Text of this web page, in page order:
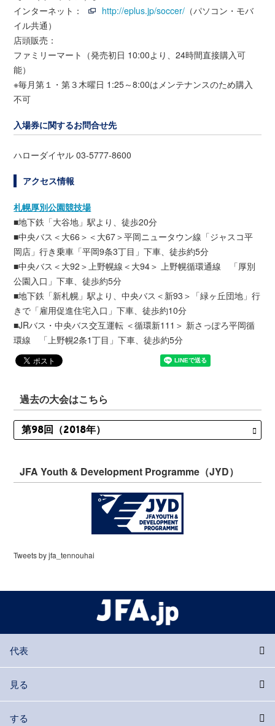
インターネット：
http://eplus.jp/soccer/ （パソコン・モバ
イル共通）
店頭販売：
ファミリーマート（発売初日 10:00より、24時間直接購入可
能）
※毎月第１・第３木曜日 1:25～8:00はメンテナンスのため購入
不可
入場券に関するお問合せ先
ハローダイヤル 03-5777-8600
アクセス情報
札幌厚別公園競技場
■地下鉄「大谷地」駅より、徒歩20分
■中央バス＜大66＞＜大67＞平岡ニュータウン線「ジャスコ平
岡店」行き乗車「平岡9条3丁目」下車、徒歩約5分
■中央バス＜大92＞上野幌線＜大94＞ 上野幌循環通線 「厚別
公園入口」下車、徒歩約5分
■地下鉄「新札幌」駅より、中央バス＜新93＞「緑ヶ丘団地」行
きで「雇用促進住宅入口」下車、徒歩約10分
■JRバス・中央バス交互運転 ＜循環新111＞ 新さっぽろ平岡循
環線 「上野幌2条1丁目」下車、徒歩約5分
過去の大会はこちら
JFA Youth & Development Programme（JYD）
Tweets by jfa_tennouhai
代表
見る
する